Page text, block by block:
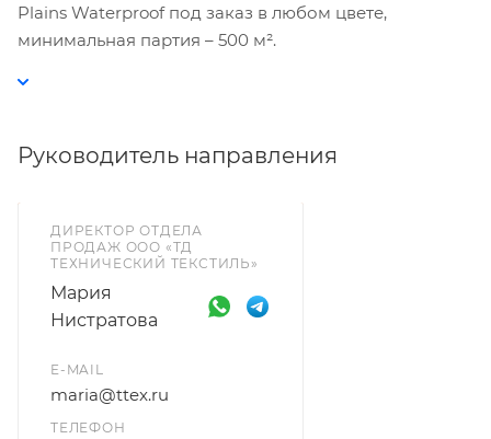
Plains Waterproof под заказ в любом цвете,
минимальная партия – 500 м².
Руководитель направления
ДИРЕКТОР ОТДЕЛА
ПРОДАЖ ООО «ТД
ТЕХНИЧЕСКИЙ ТЕКСТИЛЬ»
Мария
Нистратова
E-MAIL
maria@ttex.ru
ТЕЛЕФОН